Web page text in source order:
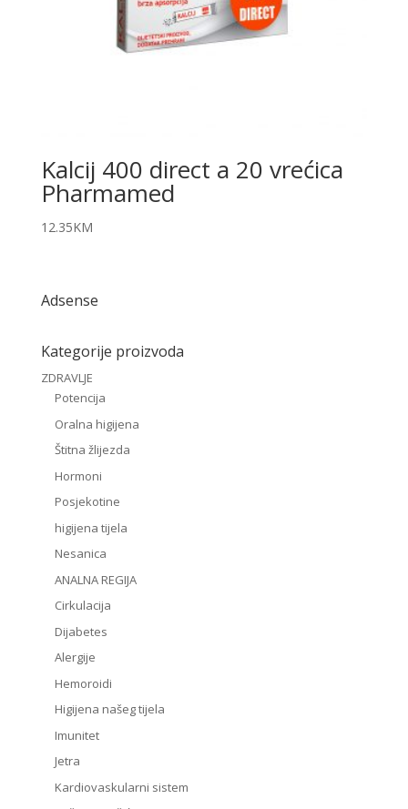
Kalcij 400 direct a 20 vrećica
Pharmamed
12.35KM
Adsense
Kategorije proizvoda
ZDRAVLJE
Potencija
Oralna higijena
Štitna žlijezda
Hormoni
Posjekotine
higijena tijela
Nesanica
ANALNA REGIJA
Cirkulacija
Dijabetes
Alergije
Hemoroidi
Higijena našeg tijela
Imunitet
Jetra
Kardiovaskularni sistem